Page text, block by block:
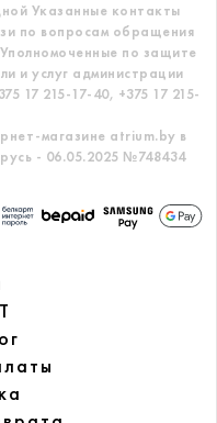
Указанные контакты
по вопросам обращения
Уполномоченные по защите
и услуг администрации
17 215-17-40, +375 17 215-
магазине atrium.by в
- 06.05.2025 №748434